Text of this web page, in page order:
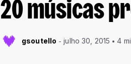
20 músicas
gsoutello julho 30, 2015 4